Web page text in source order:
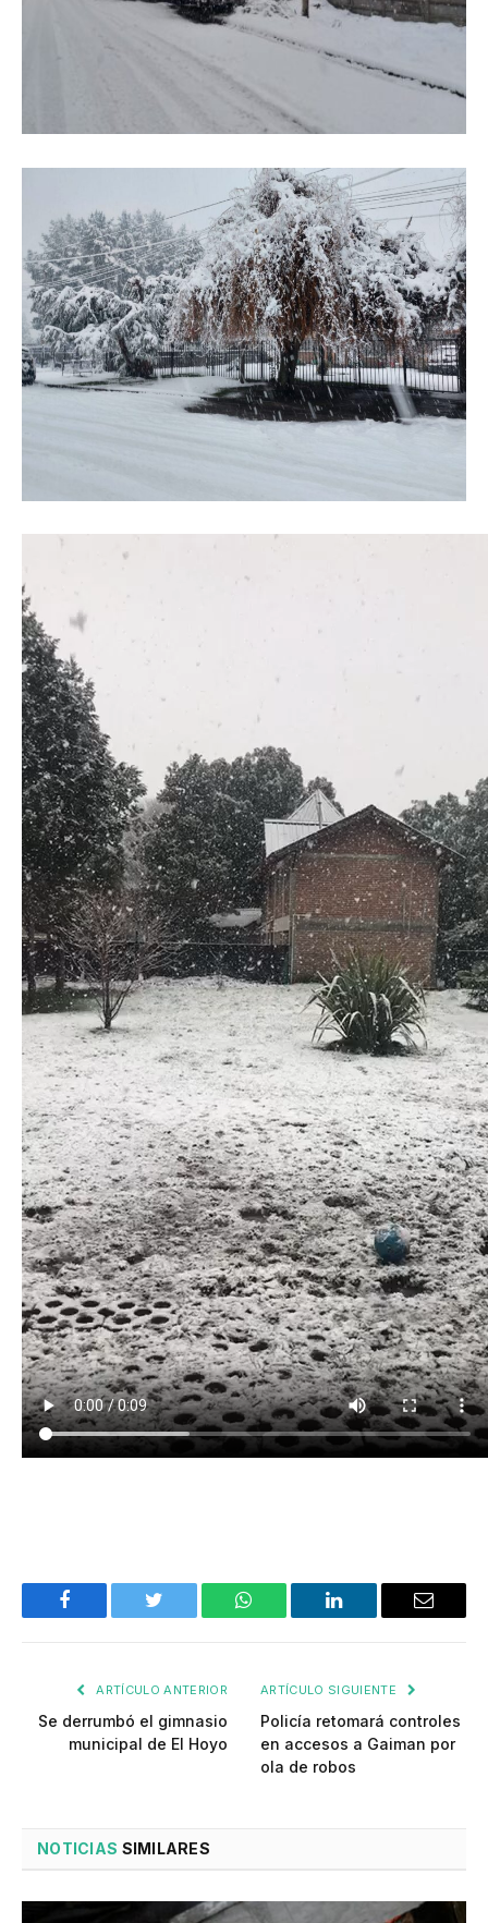
Facebook Twitter WhatsApp LinkedIn Email
ARTÍCULO ANTERIOR
Se derrumbó el gimnasio
municipal de El Hoyo
ARTÍCULO SIGUIENTE
Policía retomará controles
en accesos a Gaiman por
ola de robos
NOTICIAS SIMILARES